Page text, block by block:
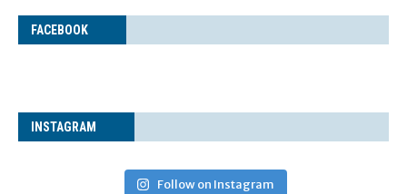
FACE­BOOK
INS­TA­GRAM
Follow on Instagram